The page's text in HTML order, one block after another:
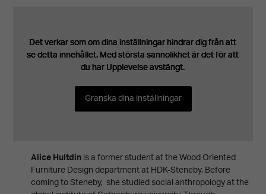
Det verkar som om dina inställningar hindrar dig från att
se detta innehållet. Med största sannolikhet är det för att
du har Upplevelse avstängt.
Granska dina inställningar
Det verkar som om dina inställningar hindrar dig från att
se detta innehållet. Med största sannolikhet är det för att
du har Upplevelse avstängt.
Granska dina inställningar
Det verkar som om dina inställningar hindrar dig från att
se detta innehållet. Med största sannolikhet är det för att
du har Upplevelse avstängt.
Granska dina inställningar
Det verkar som om dina inställningar hindrar dig från att
se detta innehållet. Med största sannolikhet är det för att
du har Upplevelse avstängt.
Granska dina inställningar
Det verkar som om dina inställningar hindrar dig från att
se detta innehållet. Med största sannolikhet är det för att
du har Upplevelse avstängt.
Granska dina inställningar
Alice Hultdinis a former student at the Wood Oriented
Furniture Design department at HDK-Steneby. Before
coming to Steneby, she studied social anthropology at the
Nödvändiga
välja bort.
De behövs